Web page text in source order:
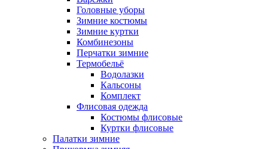
Головные уборы
Зимние костюмы
Зимние куртки
Комбинезоны
Перчатки зимние
Термобельё
Водолазки
Кальсоны
Комплект
Флисовая одежда
Костюмы флисовые
Куртки флисовые
Палатки зимние